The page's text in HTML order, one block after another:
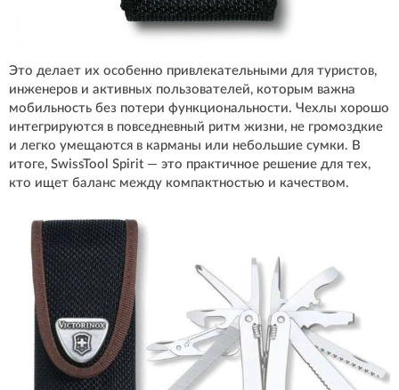
Это делает их особенно привлекательными для туристов,
инженеров и активных пользователей, которым важна
мобильность без потери функциональности. Чехлы хорошо
интегрируются в повседневный ритм жизни, не громоздкие
и легко умещаются в карманы или небольшие сумки. В
итоге, SwissTool Spirit — это практичное решение для тех,
кто ищет баланс между компактностью и качеством.